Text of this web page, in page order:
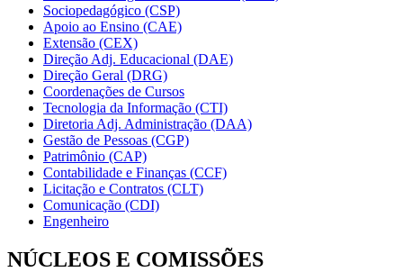
Sociopedagógico (CSP)
Apoio ao Ensino (CAE)
Extensão (CEX)
Direção Adj. Educacional (DAE)
Direção Geral (DRG)
Coordenações de Cursos
Tecnologia da Informação (CTI)
Diretoria Adj. Administração (DAA)
Gestão de Pessoas (CGP)
Patrimônio (CAP)
Contabilidade e Finanças (CCF)
Licitação e Contratos (CLT)
Comunicação (CDI)
Engenheiro
NÚCLEOS E COMISSÕES